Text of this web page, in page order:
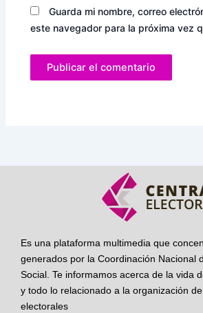
Guarda mi nombre, correo
este navegador para la próxima vez
Es una plataforma multimedia que
generados por la Coordinación Nacional
Social. Te informamos acerca de la vida
y todo lo relacionado a la organización
electorales